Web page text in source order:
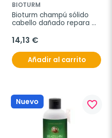
BIOTURM
Bioturm champú sólido
cabello dañado repara
14,13 €
Añadir al carrito
Nuevo favorite_border